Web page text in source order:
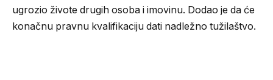
ugrozio živote drugih osoba i imovinu. Dodao je da će
konačnu pravnu kvalifikaciju dati nadležno tužilaštvo.